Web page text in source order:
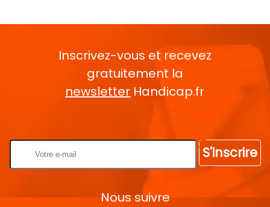
Inscrivez-vous et recevez
gratuitement la
newsletter Handicap.fr
S'inscrire
Nous suivre